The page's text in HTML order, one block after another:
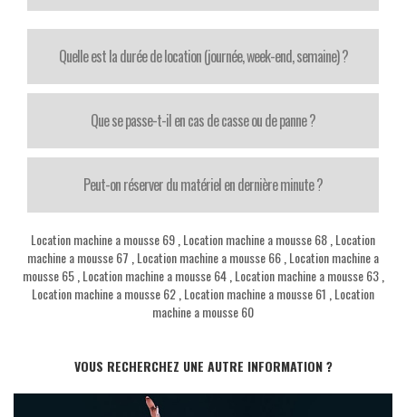
Quelle est la durée de location (journée, week-end, semaine) ?
Que se passe-t-il en cas de casse ou de panne ?
Peut-on réserver du matériel en dernière minute ?
Location machine a mousse 69 Location machine a mousse 68 Location
machine a mousse 67 Location machine a mousse 66 Location machine a
mousse 65, Location machine a mousse 64, Location machine a mousse 63,
Location machine a mousse 62 Location machine a mousse 61 Location
machine a mousse 60
VOUS RECHERCHEZ UNE AUTRE INFORMATION ?